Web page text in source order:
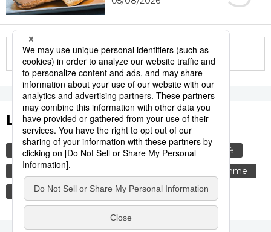
More in this series
Les tags populaires
histoire gastronomie culture
société
tourisme
femme
sexe